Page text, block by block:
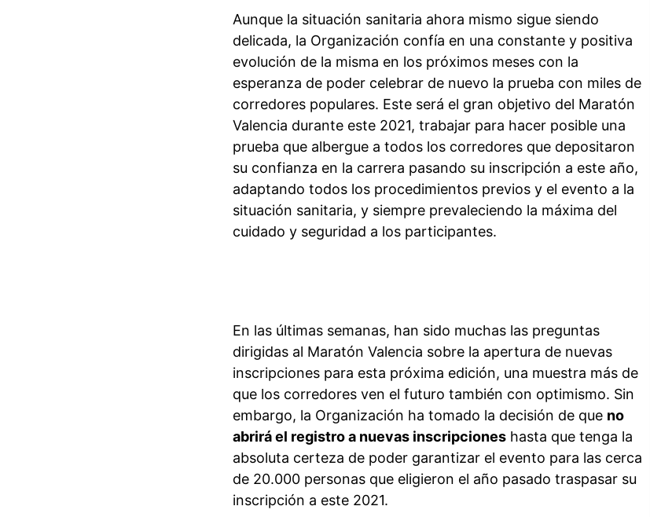
Aunque la situación sanitaria ahora mismo sigue siendo
delicada, la Organización confía en una constante y positiva
evolución de la misma en los próximos meses con la
esperanza de poder celebrar de nuevo la prueba con miles de
corredores populares. Este será el gran objetivo del Maratón
Valencia durante este 2021, trabajar para hacer posible una
prueba que albergue a todos los corredores que depositaron
su confianza en la carrera pasando su inscripción a este año,
adaptando todos los procedimientos previos y el evento a la
situación sanitaria, y siempre prevaleciendo la máxima del
cuidado y seguridad a los participantes.
En las últimas semanas, han sido muchas las preguntas
dirigidas al Maratón Valencia sobre la apertura de nuevas
inscripciones para esta próxima edición, una muestra más de
que los corredores ven el futuro también con optimismo. Sin
embargo, la Organización ha tomado la decisión de que no
abrirá el registro a nuevas inscripcioneshasta que tenga la
absoluta certeza de poder garantizar el evento para las cerca
de 20.000 personas que eligieron el año pasado traspasar su
inscripción a este 2021.